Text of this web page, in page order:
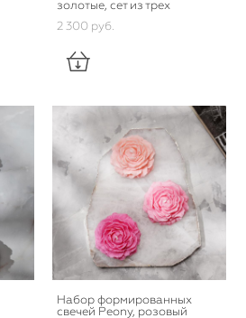
золотые, сет из трех
2 300 pуб.
Набор формированных
свечей Peony, розовый